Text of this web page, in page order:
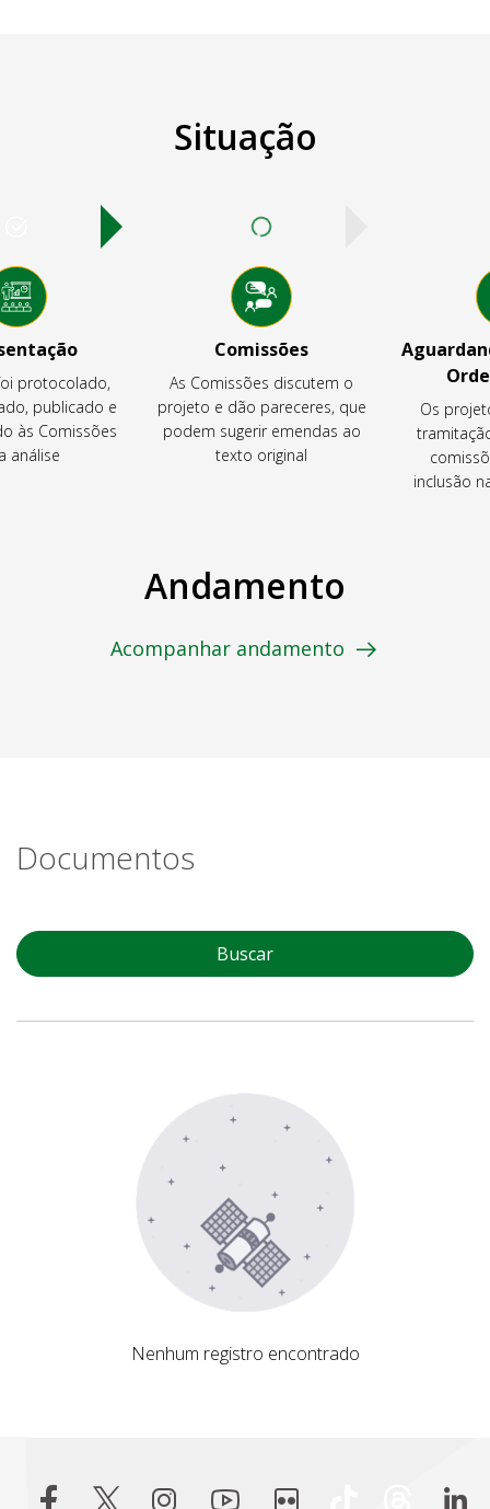
Situação
protocolado,
publicado e
às Comissões
análise
Comissões
As Comissões discutem o
projeto e dão pareceres, que
podem sugerir emendas ao
texto original
Os
inclusão
Andamento
Acompanhar andamento
Documentos
Buscar
Nenhum registro encontrado
Nenhum registro encontrado